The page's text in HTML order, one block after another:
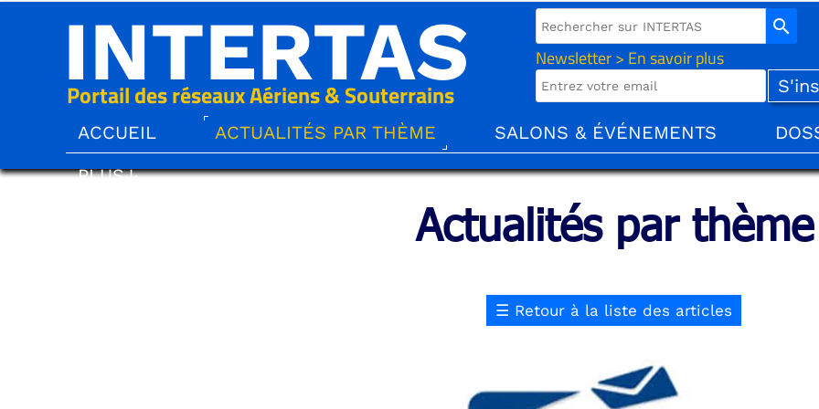
INTERTAS
Portail des réseaux Aériens & Souterrains
Newsletter > En savoir plus
search
ACCUEIL ACTUALITÉS PAR THÈME SALONS & ÉVÉNEMENTS
PLUS↓
Actualités par thème
☰ Retour à la liste des articles